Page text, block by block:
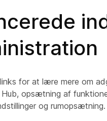
for at lære mere om
opsætning af
og rumopsætning.